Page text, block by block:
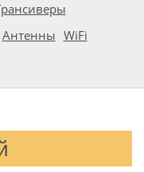
Антенны WiFi